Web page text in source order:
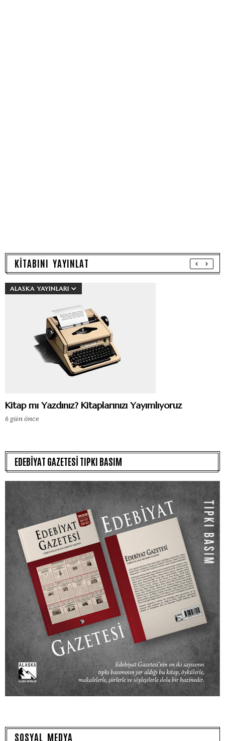
KİTABINI YAYINLAT
ALASKA YAYINLARI
Kitap mı Yazdınız? Kitaplarınızı Yayımlıyoruz
6 gün önce
EDEBİYAT GAZETESİ TIPKI BASIM
SOSYAL MEDYA